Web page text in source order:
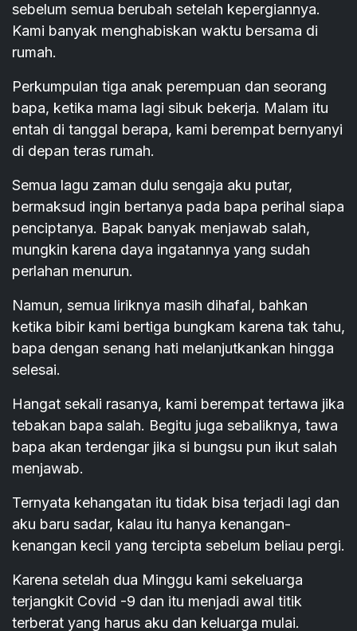
sebelum semua berubah setelah kepergiannya.
Kami banyak menghabiskan waktu bersama di
rumah.
Perkumpulan tiga anak perempuan dan seorang
bapa, ketika mama lagi sibuk bekerja. Malam itu
entah di tanggal berapa, kami berempat bernyanyi
di depan teras rumah.
Semua lagu zaman dulu sengaja aku putar,
bermaksud ingin bertanya pada bapa perihal siapa
penciptanya. Bapak banyak menjawab salah,
mungkin karena daya ingatannya yang sudah
perlahan menurun.
Namun, semua liriknya masih dihafal, bahkan
ketika bibir kami bertiga bungkam karena tak tahu,
bapa dengan senang hati melanjutkankan hingga
selesai.
Hangat sekali rasanya, kami berempat tertawa jika
tebakan bapa salah. Begitu juga sebaliknya, tawa
bapa akan terdengar jika si bungsu pun ikut salah
menjawab.
Ternyata kehangatan itu tidak bisa terjadi lagi dan
aku baru sadar, kalau itu hanya kenangan-
kenangan kecil yang tercipta sebelum beliau pergi.
Karena setelah dua Minggu kami sekeluarga
terjangkit Covid -9 dan itu menjadi awal titik
terberat yang harus aku dan keluarga mulai.